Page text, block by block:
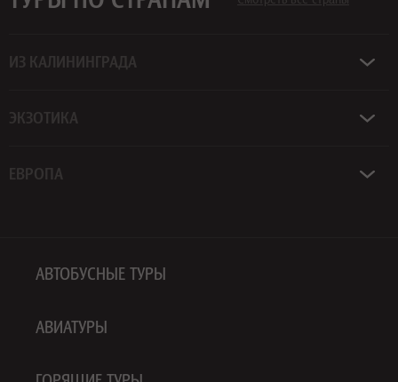
ИЗ КАЛИНИНГРАДА
ЭКЗОТИКА
ЕВРОПА
АВТОБУСНЫЕ ТУРЫ
АВИАТУРЫ